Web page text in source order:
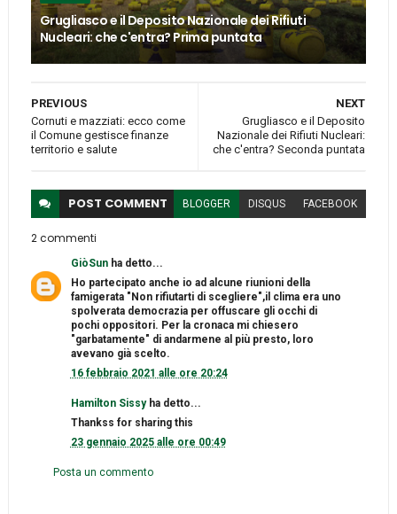
Grugliasco e il Deposito Nazionale dei Rifiuti
Nucleari: che c'entra? Prima puntata
NEXT
Grugliasco e il Deposito
Nazionale dei Rifiuti Nucleari:
che c'entra? Seconda puntata
PREVIOUS
Cornuti e mazziati: ecco come
il Comune gestisce finanze
territorio e salute
POST COMMENT BLOGGER DISQUS FACEBOOK
2 commenti
GiòSunha detto...
Ho partecipato anche io ad alcune riunioni della
famigerata "Non rifiutarti di scegliere",il clima era uno
spolverata democrazia per offuscare gli occhi di
pochi oppositori. Per la cronaca mi chiesero
"garbatamente" di andarmene al più presto, loro
avevano già scelto.
16 febbraio 2021 alle ore 20:24
Hamilton Sissyha detto...
Thankss for sharing this
23 gennaio 2025 alle ore 00:49
Posta un commento